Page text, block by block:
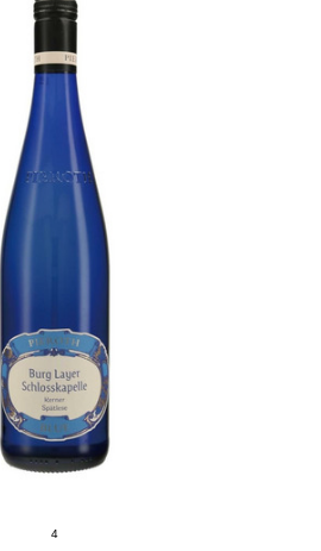
に次のヴィンテージに変更されます、ご了承く
ジと生姜風味のエビのソテー、レモングラスと
ラン 40%*本ヴィンテージが在庫切れの場合、在
に次のヴィンテージに変更されます、ご了承く
4